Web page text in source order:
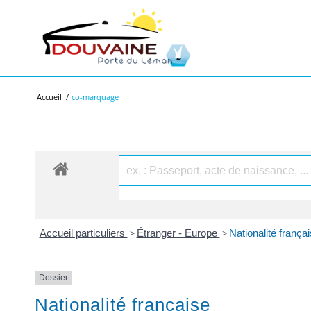
Accueil / co-marquage
Accueil particuliers > Étranger - Europe > Nationalité
Dossier
Nationalité française